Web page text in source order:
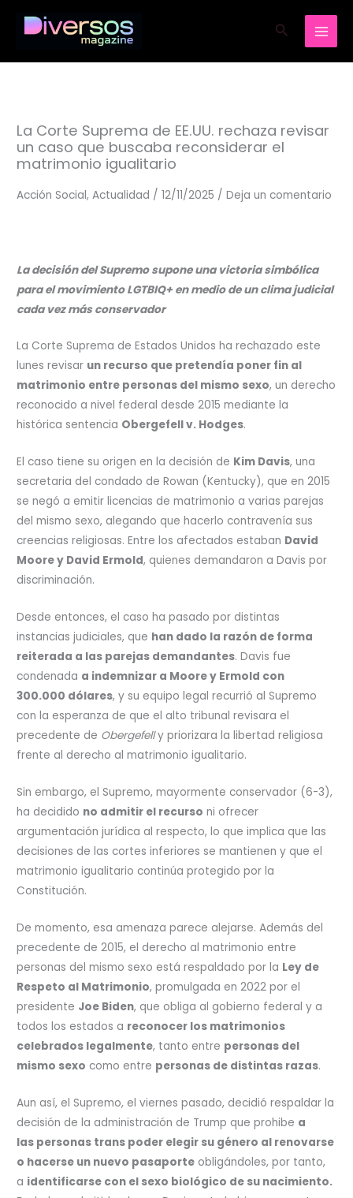
Buscar
La Corte Suprema de EE.UU. rechaza revisar
un caso que buscaba reconsiderar el
matrimonio igualitario
Acción Social,Actualidad /12/11/2025 /Deja un comentario
La decisión del Supremo supone una victoria simbólica
para el movimiento LGTBIQ+ en medio de un clima judicial
cada vez más conservador
La Corte Suprema de Estados Unidos ha rechazado este
lunes revisar un recurso que pretendía poner fin al
matrimonio entre personas del mismo sexo, un derecho
reconocido a nivel federal desde 2015 mediante la
histórica sentencia Obergefell v. Hodges.
El caso tiene su origen en la decisión de Kim Davis, una
secretaria del condado de Rowan (Kentucky), que en 2015
se negó a emitir licencias de matrimonio a varias parejas
del mismo sexo, alegando que hacerlo contravenía sus
creencias religiosas. Entre los afectados estaban David
Moore y David Ermold, quienes demandaron a Davis por
discriminación.
Desde entonces, el caso ha pasado por distintas
instancias judiciales, que han dado la razón de forma
reiterada a las parejas demandantes. Davis fue
condenada a indemnizar a Moore y Ermold con
300.000 dólares, y su equipo legal recurrió al Supremo
con la esperanza de que el alto tribunal revisara el
precedente de Obergefelly priorizara la libertad religiosa
frente al derecho al matrimonio igualitario.
Sin embargo, el Supremo, mayormente conservador (6-3),
ha decidido no admitir el recurso ni ofrecer
argumentación jurídica al respecto, lo que implica que las
decisiones de las cortes inferiores se mantienen y que el
matrimonio igualitario continúa protegido por la
Constitución.
De momento, esa amenaza parece alejarse. Además del
precedente de 2015, el derecho al matrimonio entre
personas del mismo sexo está respaldado por la Ley de
Respeto al Matrimonio, promulgada en 2022 por el
presidente Joe Biden, que obliga al gobierno federal y a
todos los estados a reconocer los matrimonios
celebrados legalmente, tanto entre personas del
mismo sexo como entre personas de distintas razas.
Aun así, el Supremo, el viernes pasado, decidió respaldar la
decisión de la administración de Trump que prohibe a
las personas trans poder elegir su género al renovarse
o hacerse un nuevo pasaporte obligándoles, por tanto,
a identificarse con el sexo biológico de su nacimiento.